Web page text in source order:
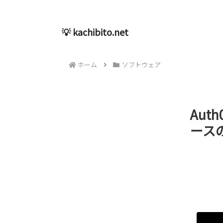
💡 kachibito.net
ホーム ソフトウェア
ース